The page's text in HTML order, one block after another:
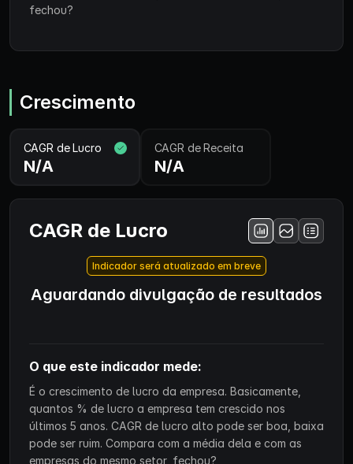
fechou?
Crescimento
CAGR de Lucro
N/A
CAGR de Receita
N/A
CAGR de Lucro
Indicador será atualizado em breve
Aguardando divulgação de resultados
O que este indicador mede:
É o crescimento de lucro da empresa. Basicamente,
quantos % de lucro a empresa tem crescido nos
últimos 5 anos. CAGR de lucro alto pode ser boa, baixa
pode ser ruim. Compara com a média dela e com as
empresas do mesmo setor, fechou?